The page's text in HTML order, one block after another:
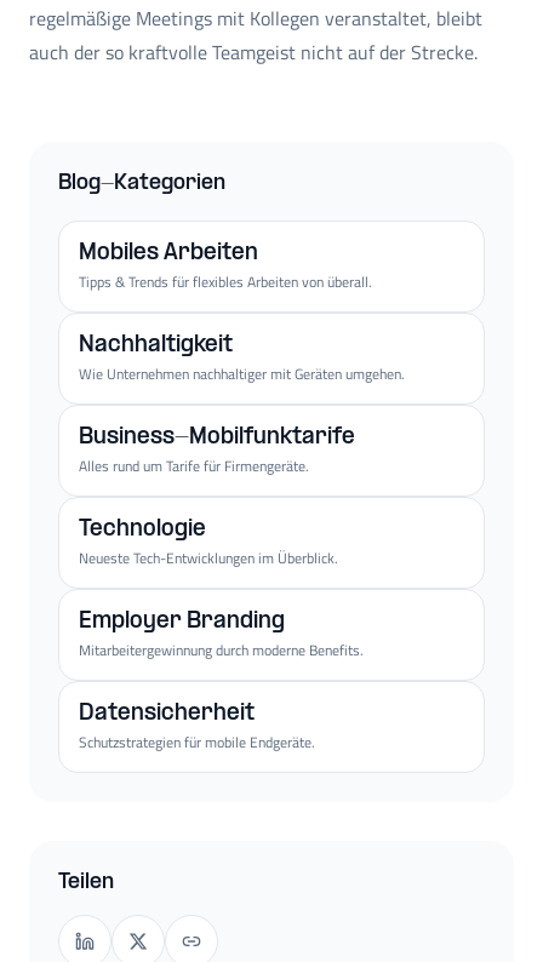
regelmäßige Meetings mit Kollegen veranstaltet, bleibt
auch der so kraftvolle Teamgeist nicht auf der Strecke.
Blog-Kategorien
Mobiles Arbeiten
Tipps & Trends für flexibles Arbeiten von überall.
Nachhaltigkeit
Wie Unternehmen nachhaltiger mit Geräten umgehen.
Business-Mobilfunktarife
Alles rund um Tarife für Firmengeräte.
Technologie
Neueste Tech-Entwicklungen im Überblick.
Employer Branding
Mitarbeitergewinnung durch moderne Benefits.
Datensicherheit
Schutzstrategien für mobile Endgeräte.
Teilen